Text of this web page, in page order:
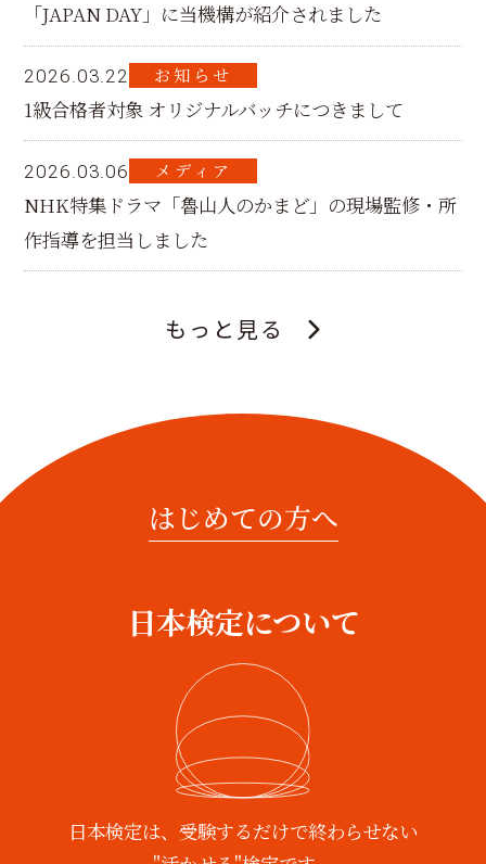
「JAPAN DAY」に当機構が紹介されました
2026.03.22 お知らせ
1級合格者対象 オリジナルバッチにつきまして
2026.03.06 メディア
NHK特集ドラマ「魯山人のかまど」の現場監修・所
作指導を担当しました
もっと見る
はじめての方へ
日本検定について
日本検定は、受験するだけで終わらせない